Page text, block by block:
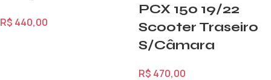
R$ 440,00
PCX 150 19/22
Scooter Traseiro
S/Câmara
R$ 470,00